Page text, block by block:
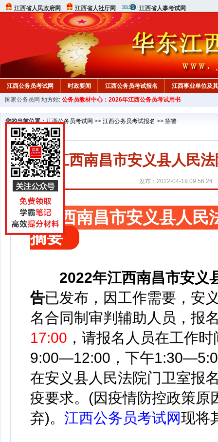
江西省人民政府网 江西省人社厅网 江西省人事考试网
江西公务员考试网 时政要闻 江西公务员考试报名 江西事业单位及
行测真题 在线咨询 教材中心
国家公务员网 地方站: 公务员教材中心：2026年江西公务员考试用书
您的当前位置：江西公务员考试网 >> 江西公务员考试报名 >> 招警
2022江西南昌市安义县人民
发布：2022-04-19 09:56:24
江西南昌市安义县人民
摘要
2022年江西南昌市安义
告已发布， 因工作需要，安
名合同制审判辅助人员， 报
17:00 ，请报名人员在工作
9:00—12:00，下午
在安义县人民法院门卫室报
疫要求。(因疫情防控政策原
弃)。 江西公务员考试网现将